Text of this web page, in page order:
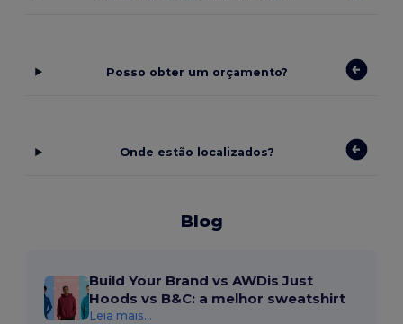
Posso obter um orçamento?
Onde estão localizados?
Blog
Build Your Brand vs AWDis Just
Hoods vs B&C: a melhor sweatshirt
Leia mais...